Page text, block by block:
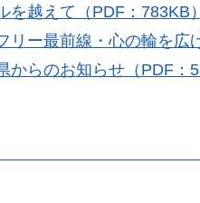
越えて（PDF：783KB）
リー最前線・心の輪を広
らのお知らせ（PDF：